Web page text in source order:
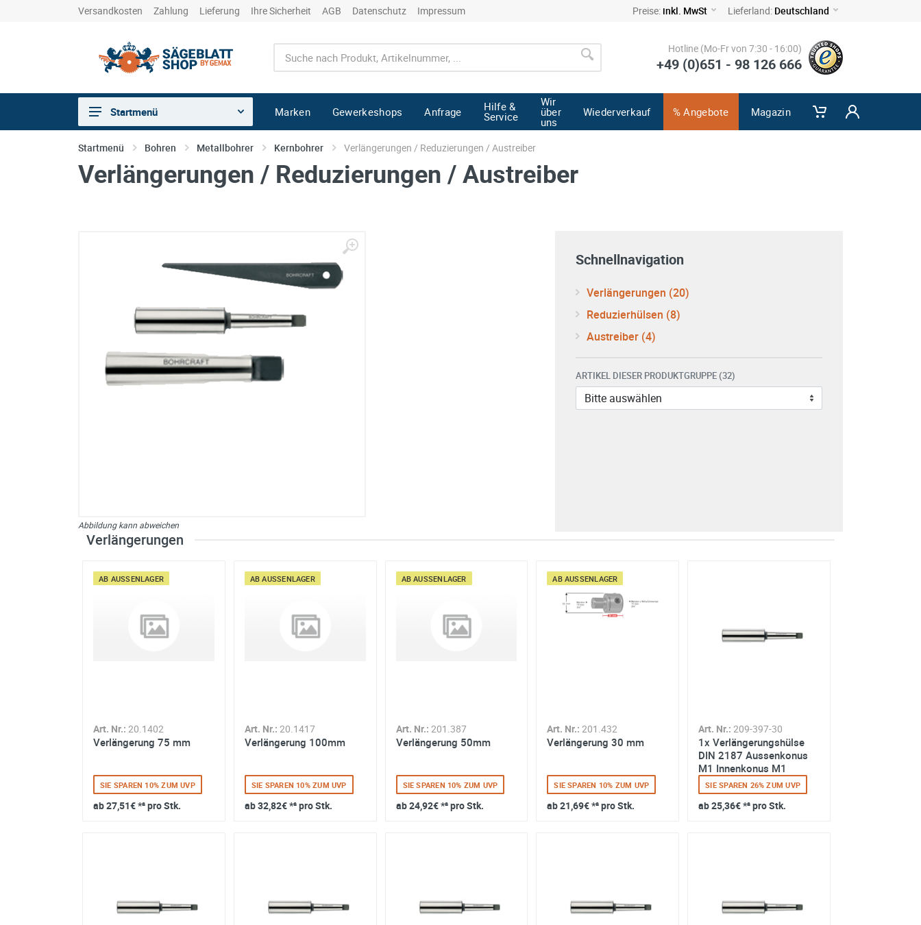
Versandkosten Zahlung Lieferung Ihre Sicherheit AGB Datenschutz Impressum Preise: inkl. MwSt Lieferland: Deutschland
Hotline (Mo-Fr von 7:30 - 16:00)
+49 (0)651 - 98 126 666
Sägen
Trennen
sonstiges/Zubehör
Startmenü Marken Gewerkeshops Anfrage Hilfe &
Service
Wir
über
uns
Wiederverkauf % Angebote Magazin
Startmenü Bohren Metallbohrer Kernbohrer Verlängerungen / Reduzierungen / Austreiber
Verlängerungen / Reduzierungen / Austreiber
Abbildung kann abweichen
Schnellnavigation
Verlängerungen (20)
Reduzierhülsen (8)
Austreiber (4)
ARTIKEL DIESER PRODUKTGRUPPE (32)
Verlängerungen
Art. Nr.: 20.1402
Verlängerung 75 mm
AB AUSSENLAGER
SIE SPAREN 10% ZUM UVP
ab27,51€*² pro Stk.
Art. Nr.: 20.1417
Verlängerung 100mm
AB AUSSENLAGER
SIE SPAREN 10% ZUM UVP
ab32,82€*² pro Stk.
Art. Nr.: 201.387
Verlängerung 50mm
AB AUSSENLAGER
SIE SPAREN 10% ZUM UVP
ab24,92€*² pro Stk.
Art. Nr.: 201.432
Verlängerung 30 mm
AB AUSSENLAGER
SIE SPAREN 10% ZUM UVP
ab21,69€*² pro Stk.
Art. Nr.: 209-397-30
1x Verlängerungshülse
DIN 2187 Aussenkonus
M1 Innenkonus M1
SIE SPAREN 26% ZUM UVP
ab25,36€*² pro Stk.